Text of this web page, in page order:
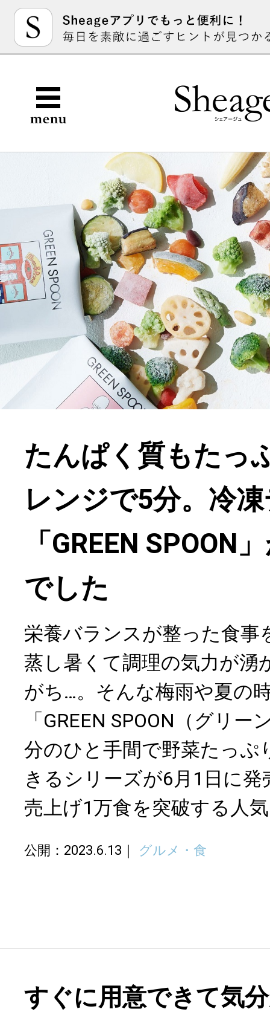
たんぱく質もたっ
レンジで5分。冷
「GREEN SPOON
でした
栄養バランスが整った食事
蒸し暑くて調理の気力が湧
がち…。そんな梅雨や夏の
「GREEN SPOON（グリ
分のひと手間で野菜たっぷ
きるシリーズが6月1日に
売上げ1万食を突破する人
公開：2023.6.13 グルメ・食
すぐに用意できて気